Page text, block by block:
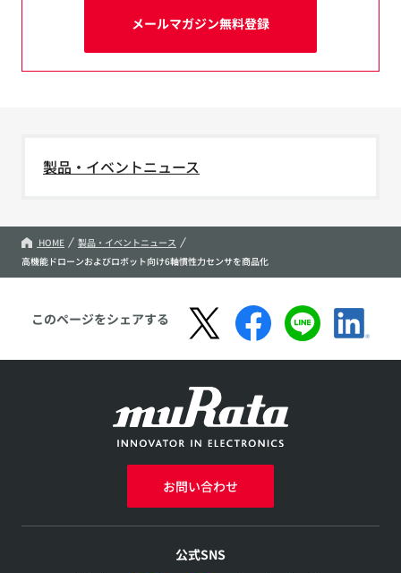
メールマガジン無料登録
製品・イベントニュース
HOME
製品・イベントニュース
高機能ドローンおよびロボット向け6軸慣性力センサを商品化
このページをシェアする
お問い合わせ
公式SNS